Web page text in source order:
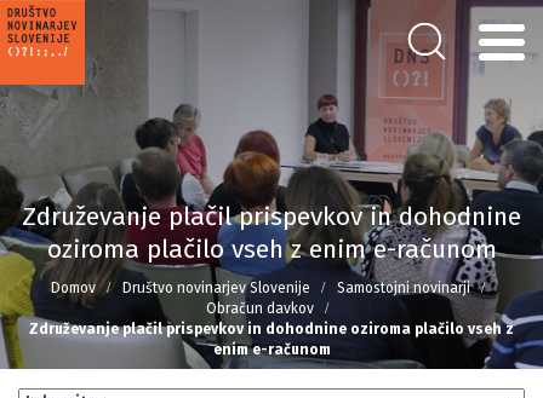
Združevanje plačil prispevkov in dohodnine
oziroma plačilo vseh z enim e-računom
Domov Društvo novinarjev Slovenije
Samostojni novinarji
Obračun davkov
Združevanje plačil prispevkov in dohodnine oziroma plačilo vseh z
enim e-računom